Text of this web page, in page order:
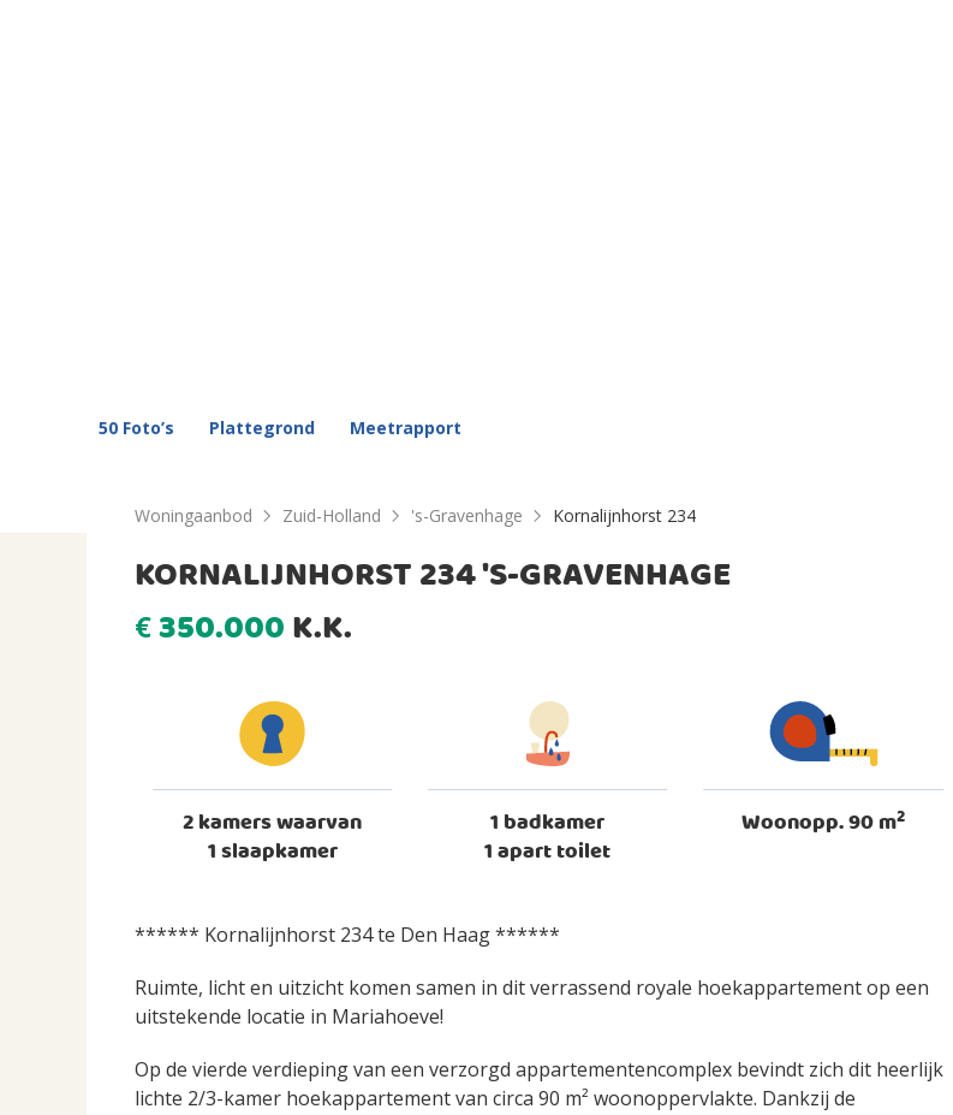
50 Foto’s Plattegrond Meetrapport
Woningaanbod Zuid-Holland 's-Gravenhage Kornalijnhorst 234
KORNALIJNHORST 234 'S-GRAVENHAGE
€350.000K.K.
2 kamers waarvan
1 slaapkamer
1 badkamer
1 apart toilet
Woonopp. 90 m2
****** Kornalijnhorst 234 te Den Haag ******
Ruimte, licht en uitzicht komen samen in dit verrassend royale hoekappartement op een
uitstekende locatie in Mariahoeve!
Op de vierde verdieping van een verzorgd appartementencomplex bevindt zich dit heerlijk
lichte 2/3-kamer hoekappartement van circa 90 m² woonoppervlakte. Dankzij de